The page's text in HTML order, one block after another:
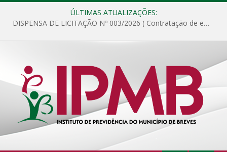
ÚLTIMAS ATUALIZAÇÕES:
DISPENSA DE LICITAÇÃO Nº 003/2026 ( Contratação de empresa para fornecimento de gêneros alimentícios não perecíveis, materiais de expediente, descartáveis, copa e cozinha, para análise e posterior publicação.)